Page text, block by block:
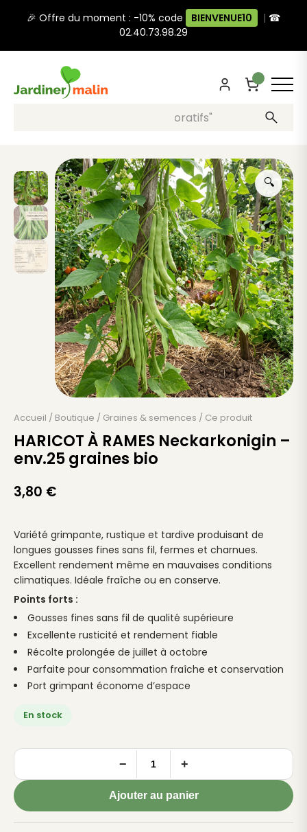
🎉 Offre du moment : -10% code BIENVENUE10 | ☎
02.40.73.98.29
Recherche, ex: "pots décoratifs"
🔍
Accueil / Boutique / Graines & semences / Ce produit
HARICOT À RAMES Neckarkonigin –
env.25 graines bio
3,80 €
Variété grimpante, rustique et tardive produisant de
longues gousses fines sans fil, fermes et charnues.
Excellent rendement même en mauvaises conditions
climatiques. Idéale fraîche ou en conserve.
Points forts :
Gousses fines sans fil de qualité supérieure
Excellente rusticité et rendement fiable
Récolte prolongée de juillet à octobre
Parfaite pour consommation fraîche et conservation
Port grimpant économe d’espace
En stock
quantité
de
HARICOT
À
− +
Ajouter au panier